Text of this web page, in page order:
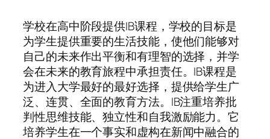
学校在高中阶段提供IB课程，学校的目标是
为学生提供重要的生活技能，使他们能够对
自己的未来作出平衡和有理智的选择，并学
会在未来的教育旅程中承担责任。IB课程是
为进入大学最好的最好选择，提供给学生广
泛、连贯、全面的教育方法。IB注重培养批
判性思维技能、独立性和自我激励能力。它
培养学生在一个事实和虚构在新闻中融合的